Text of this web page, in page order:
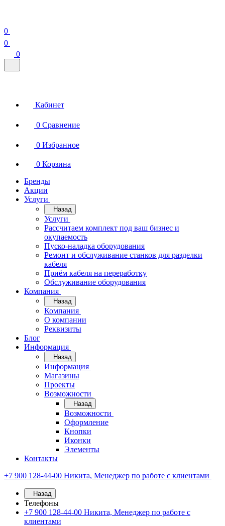
0
0
0
Кабинет
0 Сравнение
0 Избранное
0 Корзина
Бренды
Акции
Услуги
Назад
Услуги
Рассчитаем комплект под ваш бизнес и
окупаемость
Пуско-наладка оборудования
Ремонт и обслуживание станков для разделки
кабеля
Приём кабеля на переработку
Обслуживание оборудования
Компания
Назад
Компания
О компании
Реквизиты
Блог
Информация
Назад
Информация
Магазины
Проекты
Возможности
Назад
Возможности
Оформление
Кнопки
Иконки
Элементы
Контакты
+7 900 128-44-00 Никита, Менеджер по работе с клиентами
Назад
Телефоны
+7 900 128-44-00 Никита, Менеджер по работе с
клиентами